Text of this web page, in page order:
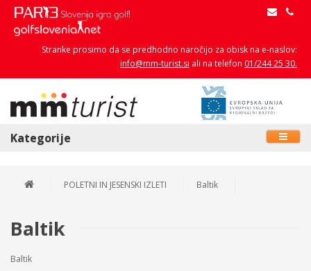
Stranke prosimo da se predhodno naročijo za obisk na e-naslov:
info@mm-turist.si ali na telefon 01/244 25 30.
Kategorije
POLETNI IN JESENSKI IZLETI Baltik
Baltik
Baltik